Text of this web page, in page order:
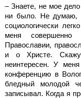
– Знаете, не мое
ни было. Не думаю,
социологически
меня
Православии,
и о Христе.
неинтересен. У
конференцию в
бледный молодой
записывал. Когда я